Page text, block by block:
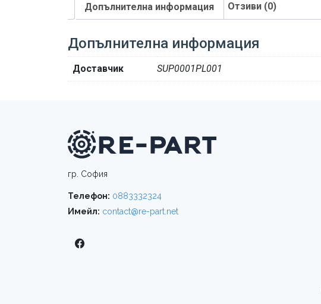
Допълнителна информация Отзиви (0)
Допълнителна информация
Доставчик SUP0001PL001
гр. София
Телефон: 0883332324
Имейл: contact@re-part.net